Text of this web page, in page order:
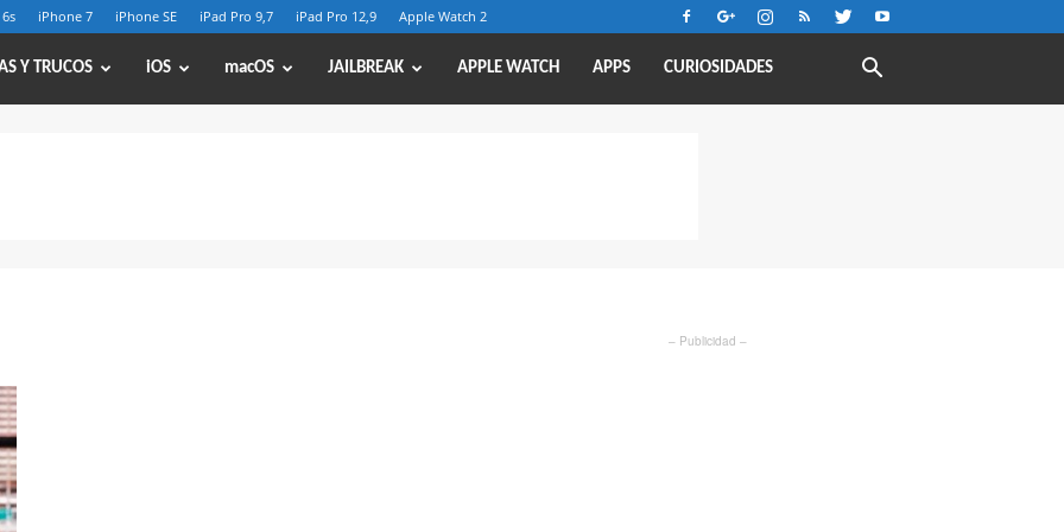
iPhone 7 iPhone SE iPad Pro 9,7 iPad Pro 12,9 Apple Watch 2
Y TRUCOS iOS macOS JAILBREAK APPLE WATCH APPS CURIOSIDADES
– Publicidad –